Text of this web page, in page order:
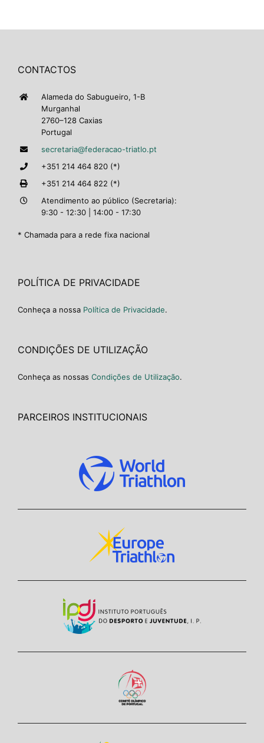
CONTACTOS
Alameda do Sabugueiro, 1-B
Murganhal
2760–128 Caxias
Portugal
secretaria@federacao-triatlo.pt
+351 214 464 820 (*)
+351 214 464 822 (*)
Atendimento ao público (Secretaria):
9:30 - 12:30 | 14:00 - 17:30
* Chamada para a rede fixa nacional
POLÍTICA DE PRIVACIDADE
Conheça a nossa Política de Privacidade.
CONDIÇÕES DE UTILIZAÇÃO
Conheça as nossas Condições de Utilização.
PARCEIROS INSTITUCIONAIS